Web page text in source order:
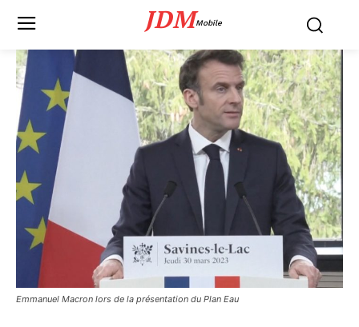
JDMMobile
Emmanuel Macron lors de la présentation du Plan Eau